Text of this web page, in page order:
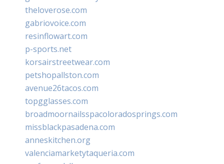
theloverose.com
gabriovoice.com
resinflowart.com
p-sports.net
korsairstreetwear.com
petshopallston.com
avenue26tacos.com
topgglasses.com
broadmoornailsspacoloradosprings.com
missblackpasadena.com
anneskitchen.org
valenciamarketytaqueria.com